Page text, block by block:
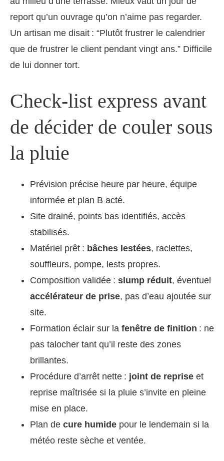
report qu’un ouvrage qu’on n’aime pas regarder.
Un artisan me disait : “Plutôt frustrer le calendrier
que de frustrer le client pendant vingt ans.” Difficile
de lui donner tort.
Check-list express avant
de décider de couler sous
la pluie
Prévision précise heure par heure, équipe
informée et plan B acté.
Site drainé, points bas identifiés, accès
stabilisés.
Matériel prêt : bâches lestées, raclettes,
souffleurs, pompe, lests propres.
Composition validée : slump réduit, éventuel
accélérateur de prise, pas d’eau ajoutée sur
site.
Formation éclair sur la fenêtre de finition : ne
pas talocher tant qu’il reste des zones
brillantes.
Procédure d’arrêt nette : joint de reprise et
reprise maîtrisée si la pluie s’invite en pleine
mise en place.
Plan de cure humide pour le lendemain si la
météo reste sèche et ventée.